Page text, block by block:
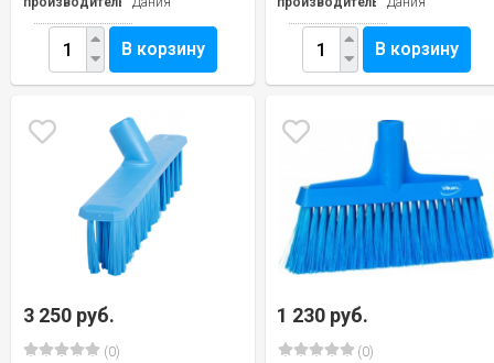
В корзину В корзину
3 250 руб.
(0)
1 230 руб.
(0)